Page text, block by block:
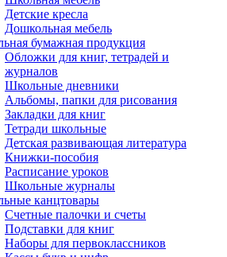
Детские кресла
Дошкольная мебель
бумажная продукция
Обложки для книг, тетрадей и
журналов
Школьные дневники
Альбомы, папки для рисования
Закладки для книг
Тетради школьные
Детская развивающая литература
Книжки-пособия
Расписание уроков
Школьные журналы
канцтовары
Счетные палочки и счеты
Подставки для книг
Наборы для первоклассников